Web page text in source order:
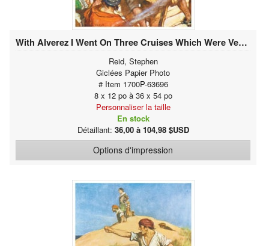
With Alverez I Went On Three Cruises Which Were Very Successful
Reid, Stephen
Giclées Papier Photo
# Item 1700P-63696
8 x 12 po à 36 x 54 po
Personnaliser la taille
En stock
Détaillant: 36,00 à 104,98 $USD
Options d'impression